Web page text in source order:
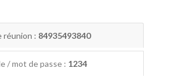
réunion : 84935493840
/ mot de passe : 1234